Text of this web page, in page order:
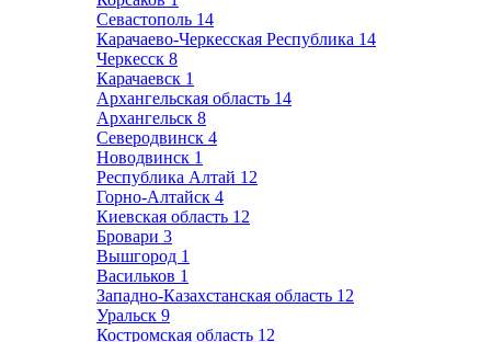
Севастополь 14
Карачаево-Черкесская Республика 14
Черкесск 8
Карачаевск 1
Архангельская область 14
Архангельск 8
Северодвинск 4
Новодвинск 1
Республика Алтай 12
Горно-Алтайск 4
Киевская область 12
Бровари 3
Вышгород 1
Васильков 1
Западно-Казахстанская область 12
Уральск 9
Костромская область 12